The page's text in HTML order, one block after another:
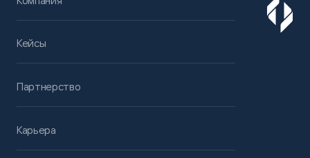
Кейсы
Партнерство
Карьера